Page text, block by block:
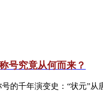
号究竟从何而来？
的千年演变史：“状元”从